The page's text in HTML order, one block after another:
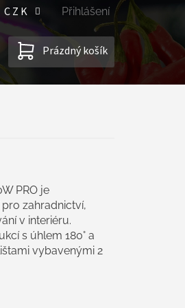
CZK Přihlášení
NÁKUPNÍ
KOŠÍK
Prázdný košík
PRO je
zahradnictví,
v interiéru.
s úhlem 180° a
vybavenými 2